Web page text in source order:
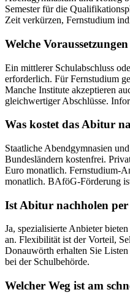
Semester für die
Zeit verkürzen, Fernstudium
Welche
Ein mittlerer Schulabschluss
erforderlich. Für Fernstudium
Manche Institute akzeptieren
gleichwertiger Abschlüsse.
Was kostet das Abitur
Staatliche Abendgymnasien
Bundesländern kostenfrei.
Euro monatlich. Fernstudium-
monatlich. BAföG-Förderung
Ist Abitur nachholen
Ja, spezialisierte Anbieter
an. Flexibilität ist der Vorteil,
Donauwörth erhalten Sie
bei der Schulbehörde.
Welcher Weg ist am